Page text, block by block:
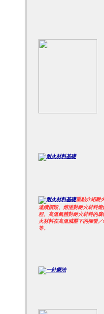
重點介紹耐
連續損毀、熔渣對耐火材料熔
程、高溫氣體對耐火材料的腐
火材料在高溫減壓下的揮發／
等。